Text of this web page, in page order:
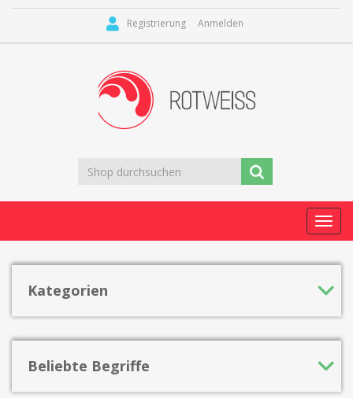
Registrierung Anmelden
Kategorien
Beliebte Begriffe